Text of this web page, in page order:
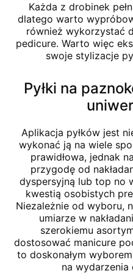
Każda z drobinek
dlatego warto
również wykorzystać
pedicure. Warto więc
swoje stylizacje
Pyłki na
Aplikacja pyłków jest
wykonać ją na wiele
prawidłowa, jednak
przygodę od
dyspersyjną lub top no
kwestią osobistych
Niezależnie od wyboru,
umiarze w
szerokiemu
dostosować manicure
to doskonałym
na